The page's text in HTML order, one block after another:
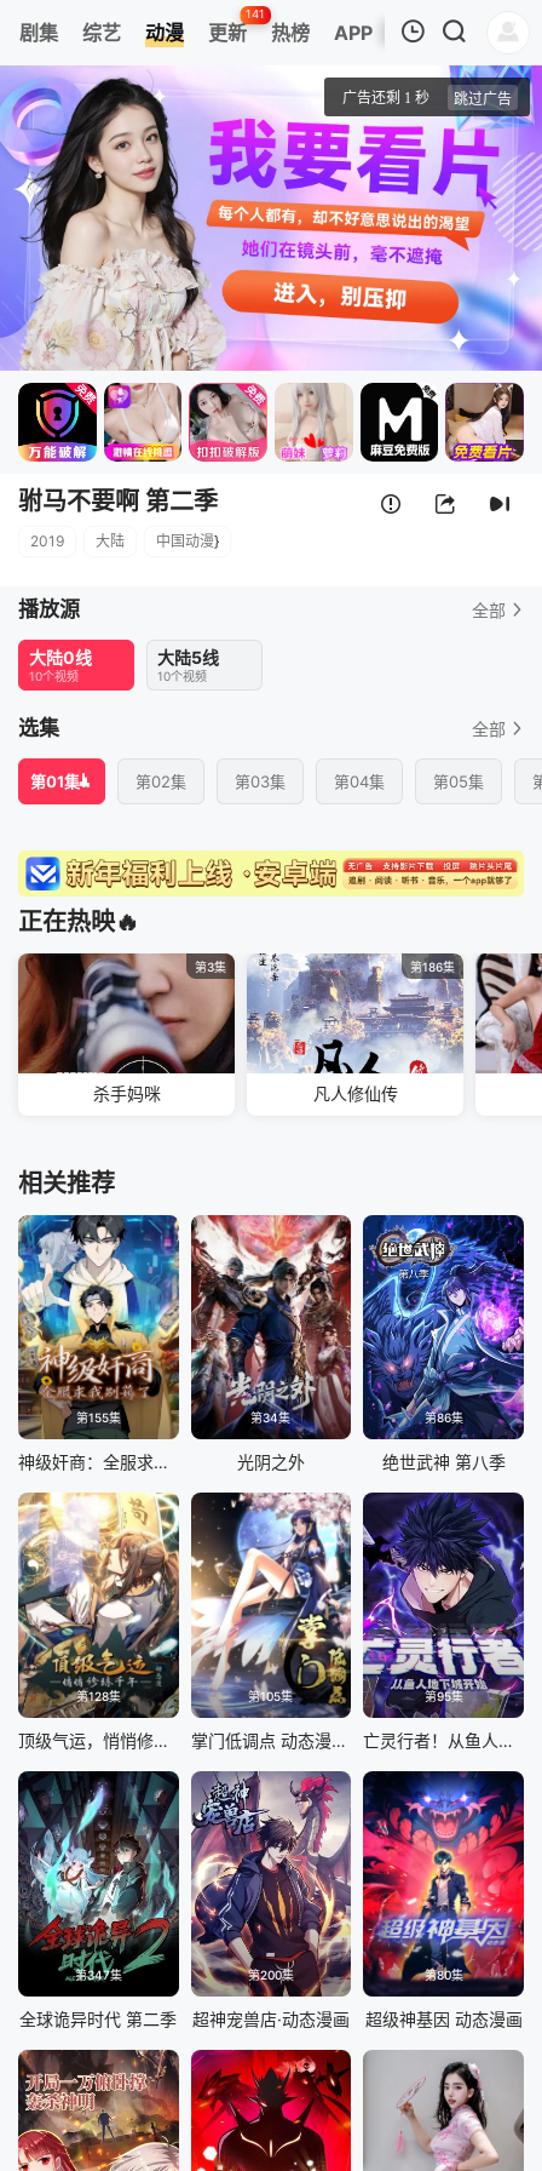
剧集 综艺 动漫 更新
141
热榜 APP
我的观影记录
第01集
驸马不要啊 第二季
清空
驸马不要啊 第二季
2019 大陆 中国动漫}
播放源 全部
大陆0线
10个视频
大陆5线
10个视频
选集 全部
第01集 第02集 第03集 第04集 第05集
正在热映🔥
第3集
杀手妈咪
第186集
凡人修仙传
相关推荐
第155集
神级奸商：全服求我别薅了 动态漫画
第34集
光阴之外
第86集
绝世武神 第八季
第128集
顶级气运，悄悄修练千年 动态漫画
第105集
掌门低调点 动态漫画 第三季
第95集
亡灵行者！从鱼人地下城开始 动态漫画
第347集
全球诡异时代 第二季
第200集
超神宠兽店·动态漫画
第80集
超级神基因 动态漫画